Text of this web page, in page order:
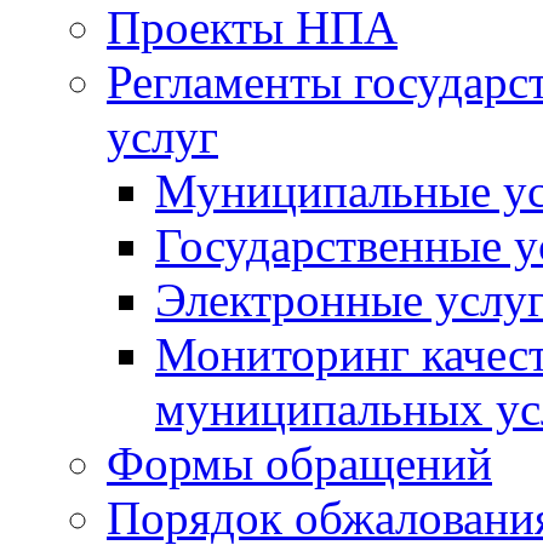
Проекты НПА
Регламенты
услуг
Муниципальные
Государственные
Электронные
Мониторинг
муниципальных
Формы обращений
Порядок